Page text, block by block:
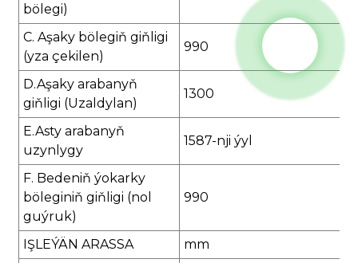
bölegi)
C. Aşaky bölegiň giňligi
(yza çekilen)
990
D.Aşaky arabanyň
giňligi (Uzaldylan)
1300
E.Asty arabanyň
uzynlygy
1587-nji ýyl
F. Bedeniň ýokarky
böleginiň giňligi (nol
guýruk)
990
IŞLEÝÄN ARASSA
mm